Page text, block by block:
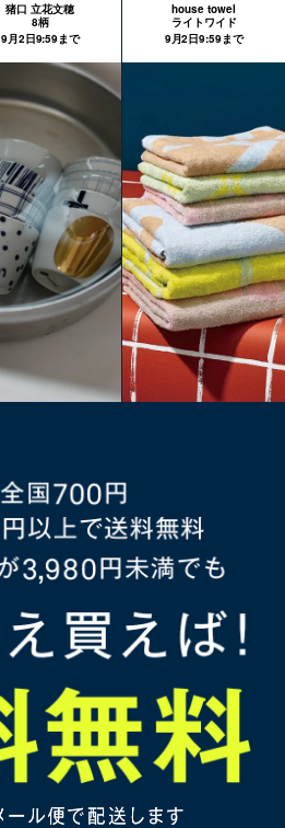
猪口 立花文穂
8柄
9月2日9:59まで
house towel
ライトワイド
9月2日9:59まで